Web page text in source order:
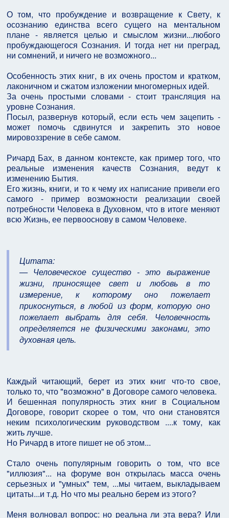
О том, что пробуждение и возвращение к Свету, к
осознанию единства всего сущего на ментальном
плане - является целью и смыслом жизни...любого
пробуждающегося Сознания. И тогда нет ни преград,
ни сомнений, и ничего не возможного...
Особенность этих книг, в их очень простом и кратком,
лаконичном и сжатом изложении многомерных идей.
За очень простыми словами - стоит трансляция на
уровне Сознания.
Посыл, развернув который, если есть чем зацепить -
может помочь сдвинутся и закрепить это новое
мировоззрение в себе самом.
Ричард Бах, в данном контексте, как пример того, что
реальные изменения качеств Сознания, ведут к
изменению Бытия.
Его жизнь, книги, и то к чему их написание привели его
самого - пример возможности реализации своей
потребности Человека в Духовном, что в итоге меняют
всю Жизнь, ее первооснову в самом Человеке.
Цитата:
— Человеческое существо - это выражение
жизни, приносящее свет и любовь в то
измерение, к которому оно пожелает
прикоснуться, в любой из форм, которую оно
пожелает выбрать для себя. Человечность
определяется не физическими законами, это
духовная цель.
Каждый читающий, берет из этих книг что-то свое,
только то, что "возможно" в Договоре самого человека.
И бешенная популярность этих книг в Социальном
Договоре, говорит скорее о том, что они становятся
неким психологическим руководством ....к тому, как
жить лучше.
Но Ричард в итоге пишет не об этом...
Стало очень популярным говорить о том, что все
"иллюзия"... на форуме вон открылась масса очень
серьезных и "умных" тем, ...мы читаем, выкладываем
цитаты...и т.д. Но что мы реально берем из этого?
Меня волновал вопрос: но реальна ли эта вера? Или